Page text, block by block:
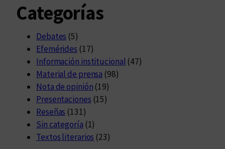
Categorías
Debates (5)
Efemérides (17)
Información institucional (47)
Material de prensa (98)
Nota de opinión (19)
Presentaciones (15)
Reseñas (131)
Sin categoría (1)
Textos literarios (23)